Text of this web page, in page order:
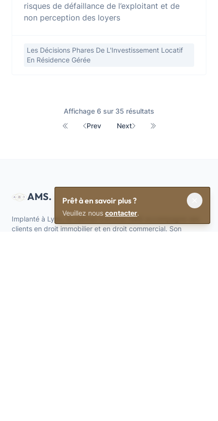
risques de défaillance de l’exploitant et de
non perception des loyers
Les Décisions Phares De L'Investissement Locatif
En Résidence Gérée
Affichage 6 sur 35 résultats
First Prev Next Last
AMS.
Implanté à Lyon, le cabinet d’avocat AMS accompagne ses
clients en droit immobilier et en droit commercial. Son
Prêt à en savoir plus ?
Veuillez nous contacter.